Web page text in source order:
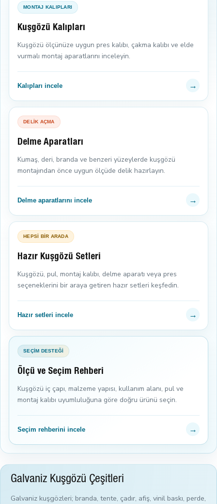
MONTAJ KALIPLARI
Kuşgözü Kalıpları
Kuşgözü ölçünüze uygun pres kalıbı, çakma kalıbı ve elde
vurmalı montaj aparatlarını inceleyin.
Kalıpları incele →
DELİK AÇMA
Delme Aparatları
Kumaş, deri, branda ve benzeri yüzeylerde kuşgözü
montajından önce uygun ölçüde delik hazırlayın.
Delme aparatlarını incele →
HEPSİ BİR ARADA
Hazır Kuşgözü Setleri
Kuşgözü, pul, montaj kalıbı, delme aparatı veya pres
seçeneklerini bir araya getiren hazır setleri keşfedin.
Hazır setleri incele →
SEÇİM DESTEĞİ
Ölçü ve Seçim Rehberi
Kuşgözü iç çapı, malzeme yapısı, kullanım alanı, pul ve
montaj kalıbı uyumluluğuna göre doğru ürünü seçin.
Seçim rehberini incele →
Galvaniz Kuşgözü Çeşitleri
Galvaniz kuşgözleri; branda, tente, çadır, afiş, vinil baskı, perde,